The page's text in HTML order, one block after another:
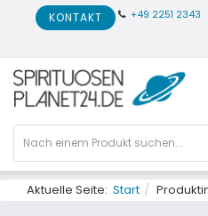
+49 2251 2343
KONTAKT
Aktuelle Seite: Start